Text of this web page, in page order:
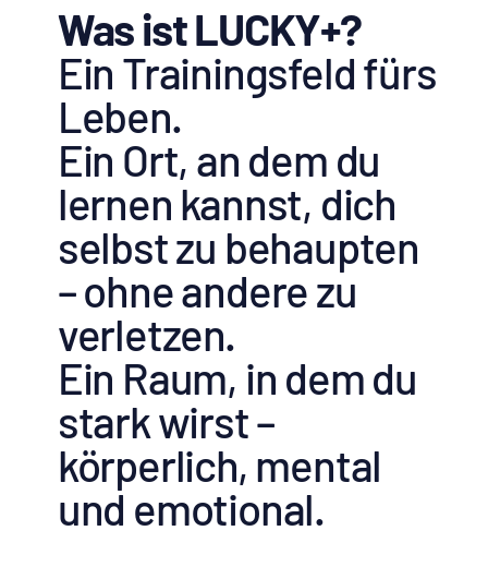
Was ist LUCKY+?
Ein Trainingsfeld fürs
Leben.
Ein Ort, an dem du
lernen kannst, dich
selbst zu behaupten
– ohne andere zu
verletzen.
Ein Raum, in dem du
stark wirst –
körperlich, mental
und emotional.